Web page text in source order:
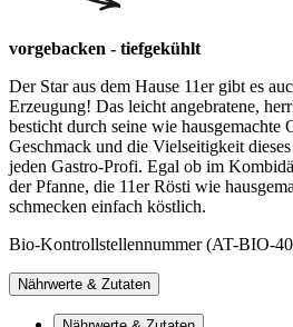
vorgebacken - tiefgekühlt
Der Star aus dem Hause 11er gibt es
Erzeugung! Das leicht angebratene,
besticht durch seine wie hausgemachte
Geschmack und die Vielseitigkeit
jeden Gastro-Profi. Egal ob im
der Pfanne, die 11er Rösti wie
schmecken einfach köstlich.
Bio-Kontrollstellennummer (AT-BIO-
Nährwerte & Zutaten